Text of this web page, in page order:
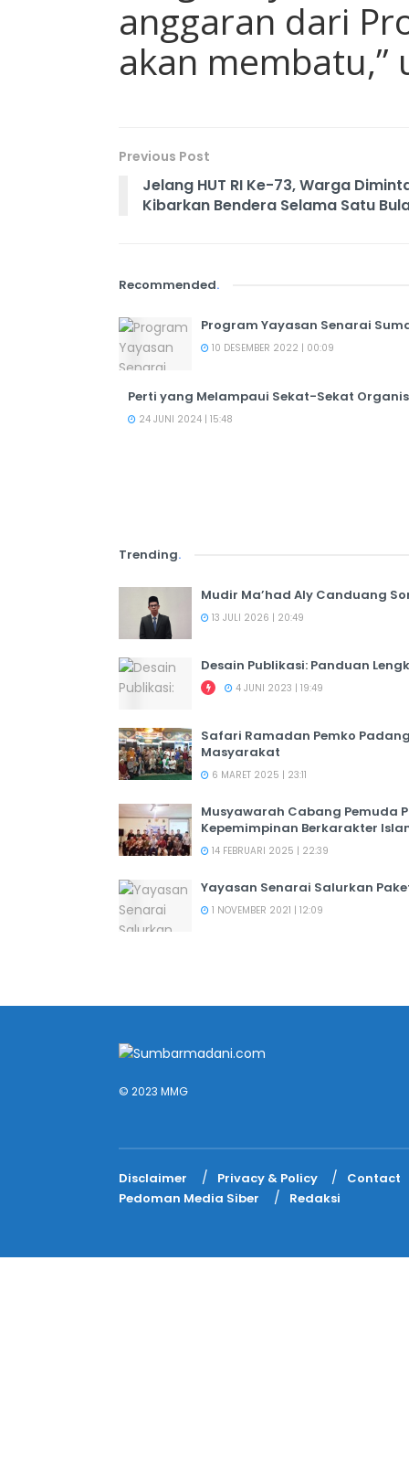
anggaran dari
akan membatu,”
Previous Post
Jelang HUT RI Ke-73, Warga
Kibarkan Bendera Selama Satu
Recommended.
Program Yayasan Senarai
10 DESEMBER 2022 | 00:09
Perti yang Melampaui Sekat-Sekat
24 JUNI 2024 | 15:48
Trending.
Mudir Ma’had Aly Canduang
13 JULI 2026 | 20:49
Desain Publikasi: Panduan
4 JUNI 2023 | 19:49
Safari Ramadan Pemko
Masyarakat
6 MARET 2025 | 23:11
Musyawarah Cabang Pemuda
Kepemimpinan Berkarakter
14 FEBRUARI 2025 | 22:39
Yayasan Senarai Salurkan
1 NOVEMBER 2021 | 12:09
© 2023 MMG
Disclaimer Privacy & Policy
Contact
Pedoman Media Siber
Redaksi